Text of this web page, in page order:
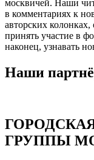
москвичей. Наши
в комментариях к
авторских
принять участие в
наконец, узнавать
Наши
ГРУППЫ